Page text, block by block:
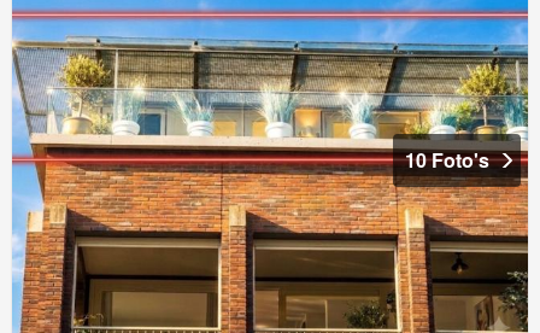
10 Foto's